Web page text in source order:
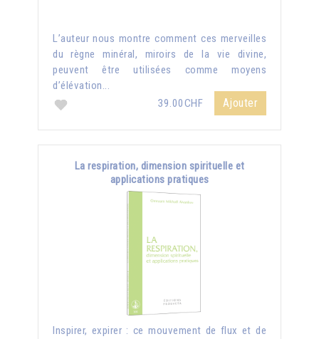
L’auteur nous montre comment ces merveilles
du règne minéral, miroirs de la vie divine,
peuvent être utilisées comme moyens
d’élévation...
39.00CHF
Ajouter
La respiration, dimension spirituelle et
applications pratiques
Inspirer, expirer : ce mouvement de flux et de